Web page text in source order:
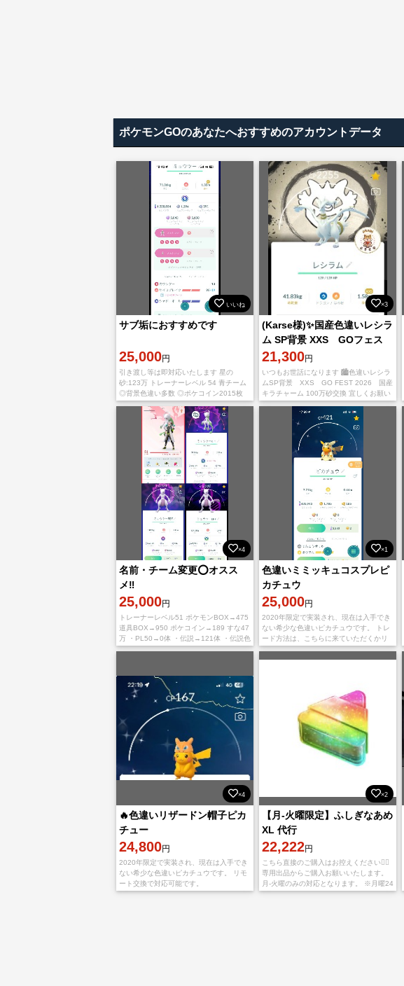
ポケモンGOのあなたへおすすめのアカウントデータ
いいね
サブ垢におすすめです
25,000円
引き渡し等は即対応いたします 星の
砂:123万 トレーナーレベル 54 青チーム
◎背景色違い多数 ◎ポケコイン2015枚
◎伝説66体 ◎色違い51体 ◎色違い伝説
12体 ◎個体値
×3
(Karse様)✨国産色違いレシラ
ム SP背景 XXS GOフェス
2026
21,300円
いつもお世話になります 🏙️色違いレシラ
ムSP背景 XXS GO FEST 2026 国産
キラチャーム 100万砂交換 宜しくお願い
致します🙇‍♂️
×4
名前・チーム変更⭕️オスス
メ‼️
25,000円
トレーナーレベル51 ポケモンBOX→475
道具BOX→950 ポケコイン→189 すな47
万 ・PL50→0体 ・伝説→121体 ・伝説色
違い→12体 （色ミュウツー.色カイオーガ
×1
色違いミミッキュコスプレピ
カチュウ
25,000円
2020年限定で実装され、現在は入手でき
ない希少な色違いピカチュウです。 トレ
ード方法は、こちらに来ていただくかリ
モートです
×4
🔥色違いリザードン帽子ピカ
チュー
24,800円
2020年限定で実装され、現在は入手でき
ない希少な色違いピカチュウです。 リモ
ート交換で対応可能です。
×2
【月-火曜限定】ふしぎなあめ
XL 代行
22,222円
こちら直接のご購入はお控えください🙇‍♀️
専用出品からご購入お願いいたします。
月-火曜のみの対応となります。 ※月曜24
時までのご注文をお願いいたします。